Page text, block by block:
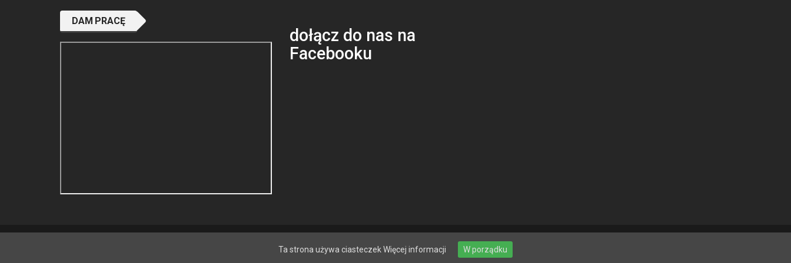
DAM PRACĘ
dołącz do nas na
Facebooku
Ta strona używa ciasteczekWięcej informacji W porządku